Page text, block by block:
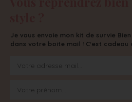
Je vous envoie mon kit de survie
dans votre boite mail ! C'est cadeau